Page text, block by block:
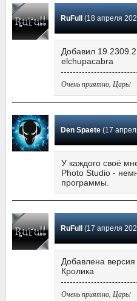
RuFull (18 апреля 2024
Добавил
elchupacabra
Очень приятно, Царь!
Den Spaete(17 апреля 2024
У каждого своё
Photo Studio -
программы.
RuFull (17 апреля 2024
Добавлена
Кролика
Очень приятно, Царь!